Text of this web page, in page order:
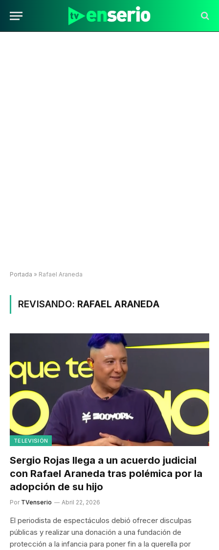
Portada » Rafael Araneda
REVISANDO: RAFAEL ARANEDA
TELEVISIÓN
Sergio Rojas llega a un acuerdo judicial
con Rafael Araneda tras polémica por la
adopción de su hijo
Por TVenserio Abril 22, 2026
El periodista de espectáculos debió ofrecer disculpas
públicas y realizar una donación a una fundación de
protección a la infancia para poner fin a la querella por